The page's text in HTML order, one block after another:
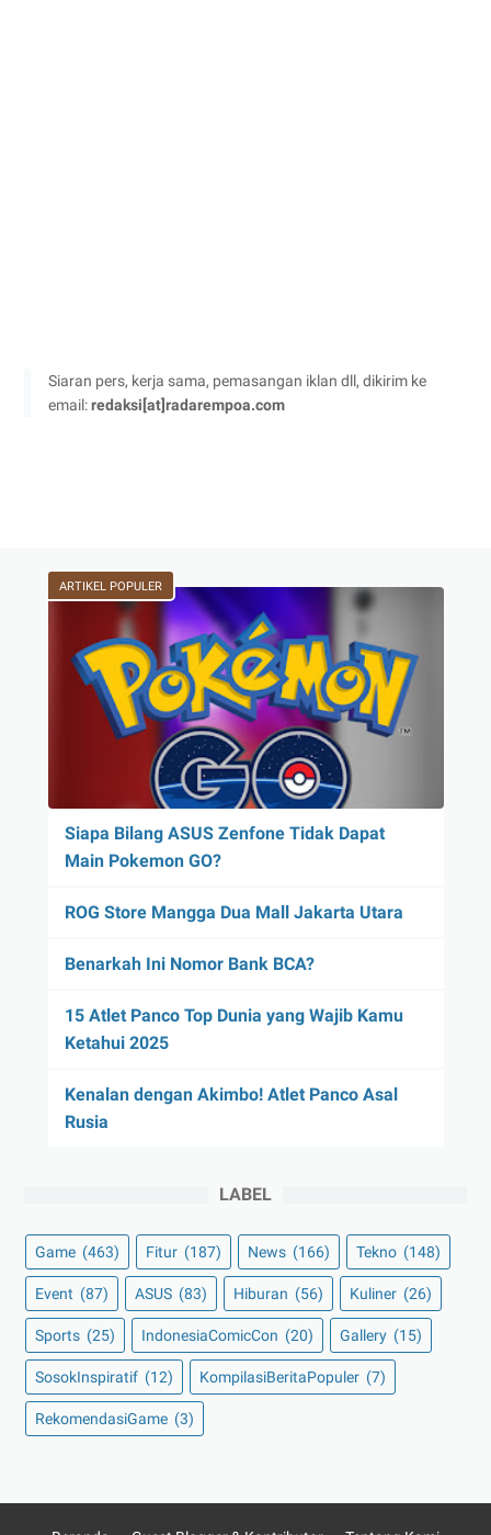
Siaran pers, kerja sama, pemasangan iklan dll, dikirim ke
email:redaksi[at]radarempoa.com
ARTIKEL POPULER
Siapa Bilang ASUS Zenfone Tidak Dapat
Main Pokemon GO?
ROG Store Mangga Dua Mall Jakarta Utara
Benarkah Ini Nomor Bank BCA?
15 Atlet Panco Top Dunia yang Wajib Kamu
Ketahui 2025
Kenalan dengan Akimbo! Atlet Panco Asal
Rusia
LABEL
Game (463) Fitur (187) News (166) Tekno (148)
Event (87) ASUS (83) Hiburan (56) Kuliner (26)
Sports (25) IndonesiaComicCon (20) Gallery (15)
SosokInspiratif (12) KompilasiBeritaPopuler (7)
RekomendasiGame (3)